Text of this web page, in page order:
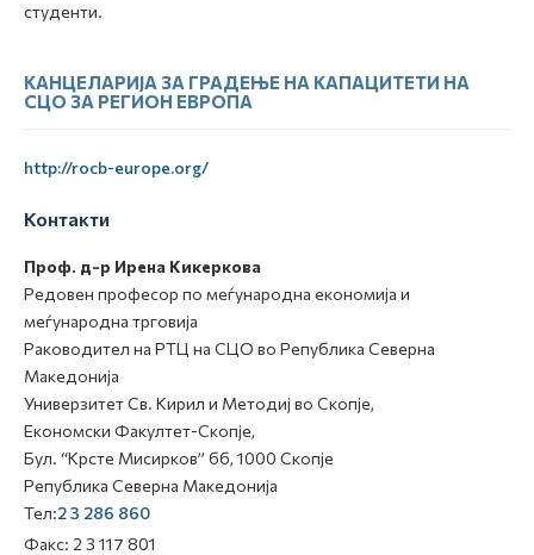
студенти.
КАНЦЕЛАРИЈА ЗА ГРАДЕЊЕ НА КАПАЦИТЕТИ НА
СЦО ЗА РЕГИОН ЕВРОПА
http://rocb-europe.org/
Контакти
Проф. д-р Ирена Кикеркова
Редовен професор по меѓународна економија и
меѓународна трговија
Раководител на РТЦ на СЦО во Република Северна
Македонија
Универзитет Св. Кирил и Методиј во Скопје,
Економски Факултет-Скопје,
Бул. “Крсте Мисирков” бб, 1000 Скопје
Република Северна Македонија
Тел:2 3 286 860
Факс: 2 3 117 801